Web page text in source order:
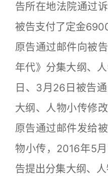
告所在地法院通过
被告支付了定金
原告通过邮件向被
年代》分集大纲、
日、3月26日被告
大纲、人物小传修
原告通过邮件发给
物小传，2016年5
告提出分集大纲、